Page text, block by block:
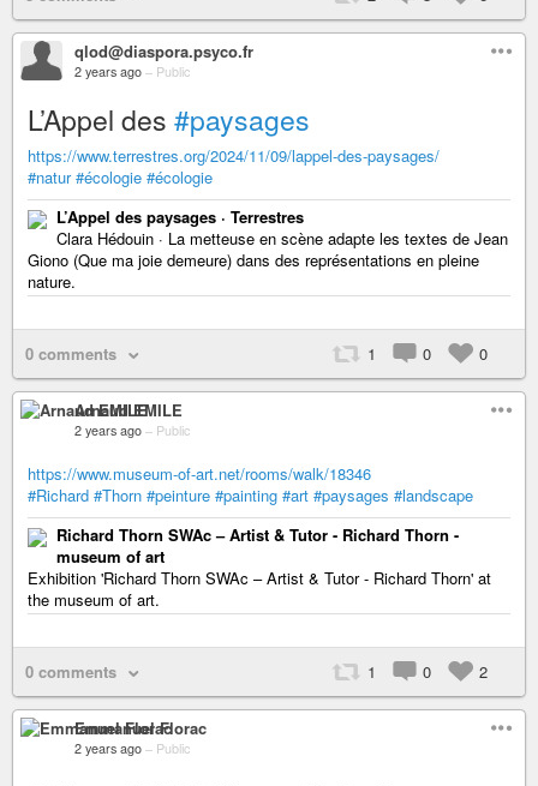
qlod@diaspora.psyco.fr
2 years ago – Public
L’Appel des #paysages
https://www.terrestres.org/2024/11/09/lappel-des-paysages/
#natur #écologie #écologie
L’Appel des paysages · Terrestres
Clara Hédouin · La metteuse en scène adapte les textes de Jean
Giono (Que ma joie demeure) dans des représentations en pleine
nature.
0 comments 1 0 0
Arnaud EMILE
2 years ago – Public
https://www.museum-of-art.net/rooms/walk/18346
#Richard #Thorn #peinture #painting #art #paysages #landscape
Richard Thorn SWAc – Artist & Tutor - Richard Thorn -
museum of art
Exhibition 'Richard Thorn SWAc – Artist & Tutor - Richard Thorn' at
the museum of art.
0 comments 1 0 2
Emmanuel Florac
2 years ago – Public